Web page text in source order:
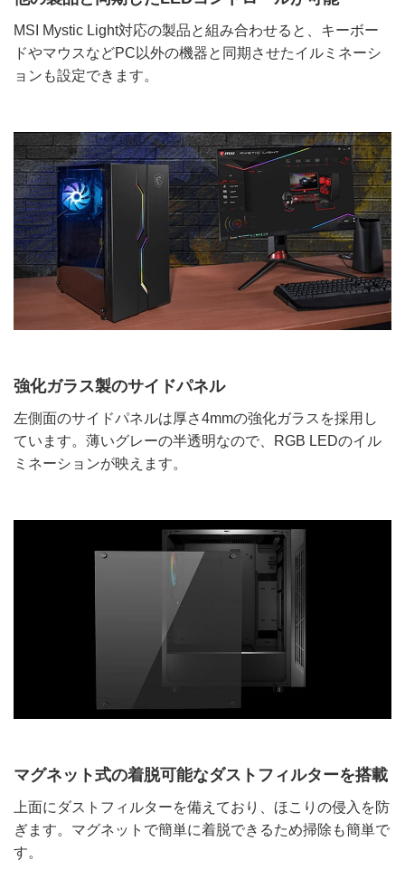
MSI Mystic Light対応の製品と組み合わせると、キーボー
ドやマウスなどPC以外の機器と同期させたイルミネーシ
ョンも設定できます。
強化ガラス製のサイドパネル
左側面のサイドパネルは厚さ4mmの強化ガラスを採用し
ています。薄いグレーの半透明なので、RGB LEDのイル
ミネーションが映えます。
マグネット式の着脱可能なダストフィルターを搭載
上面にダストフィルターを備えており、ほこりの侵入を防
ぎます。マグネットで簡単に着脱できるため掃除も簡単で
す。